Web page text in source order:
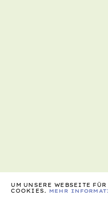
UM UNSERE WEBSEITE
COOKIES. MEHR